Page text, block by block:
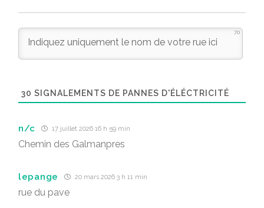
70
30 SIGNALEMENTS DE PANNES D'ÉLÉCTRICITÉ
n/c 17 juillet 2026 16 h 59 min
Chemin des Galmanpres
lepange 20 mars 2026 3 h 11 min
rue du pave